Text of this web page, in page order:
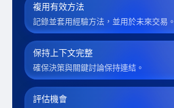
評估機會
複用有效方法
記錄並套用經驗方法，並用於未來交易。
保持上下文完整
確保決策與關鍵討論保持連結。